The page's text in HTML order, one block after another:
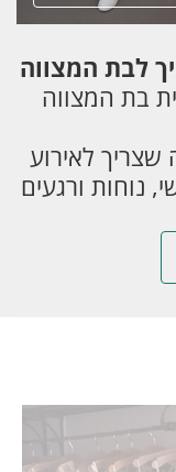
לבת המצווה
בת המצווה
לאירוע
נוחות ורגעים